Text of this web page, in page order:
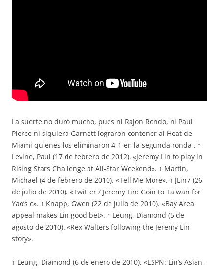
La suerte no duró mucho, pues ni Rajon Rondo, ni Paul
Pierce ni siquiera Garnett lograron contener al Heat de
Miami quienes los eliminaron 4-1 en la segunda ronda . ↑
Levine, Paul (17 de febrero de 2012). «Jeremy Lin to play in
Rising Stars Challenge at All-Star Weekend». ↑ Martin,
Michael (4 de febrero de 2010). «Tell Me More». ↑ JLin7 (26
de julio de 2010). «Twitter / Jeremy Lin: Goin to Taiwan for
Yao’s c». ↑ Knapp, Gwen (22 de julio de 2010). «Bay Area
appeal makes Lin good bet». ↑ Leung, Diamond (5 de
agosto de 2010). «Rex Walters following the Jeremy Lin
story».
↑ Leung, Diamond (6 de enero de 2010). «ESPN: Lin’s Asian-